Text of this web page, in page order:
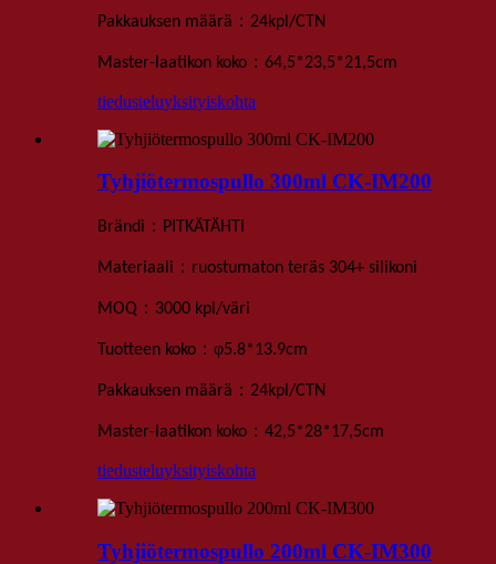
Pakkauksen määrä ： 24kpl /CTN
Master-laatikon koko ： 64,5*23,5*21,5cm
tiedusteluyksityiskohta
Tyhjiötermospullo 300ml CK-IM200
Brändi ： PITKÄTÄHTI
Materiaali ： ruostumaton teräs 304+ silikoni
MOQ ： 3000 kpl /väri
Tuotteen koko ： φ5.8*13.9cm
Pakkauksen määrä ： 24kpl /CTN
Master-laatikon koko ： 42,5*28*17,5cm
tiedusteluyksityiskohta
Tyhjiötermospullo 200ml CK-IM300